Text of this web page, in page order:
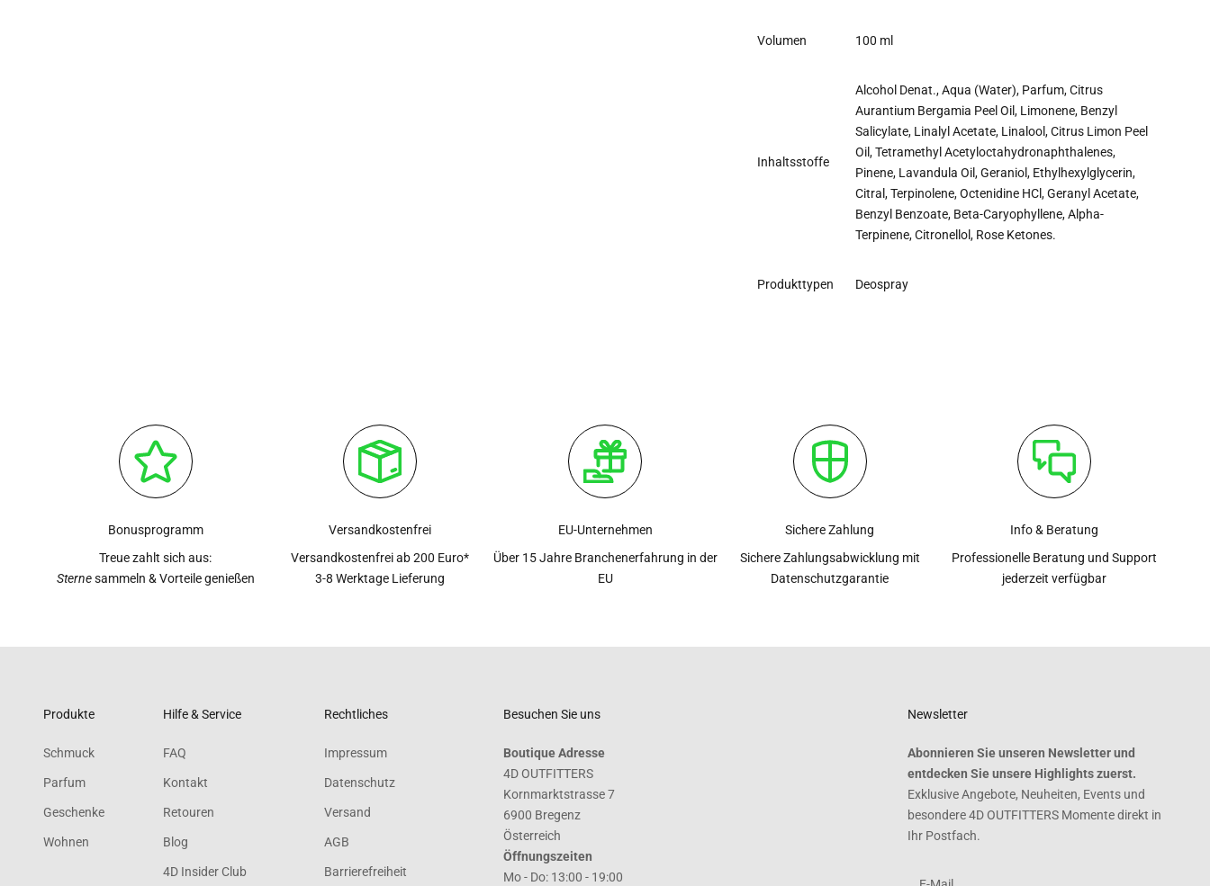
Volumen 100 ml
Inhaltsstoffe
Alcohol Denat., Aqua (Water), Parfum, Citrus
Aurantium Bergamia Peel Oil, Limonene, Benzyl
Salicylate, Linalyl Acetate, Linalool, Citrus Limon Peel
Oil, Tetramethyl Acetyloctahydronaphthalenes,
Pinene, Lavandula Oil, Geraniol, Ethylhexylglycerin,
Citral, Terpinolene, Octenidine HCl, Geranyl Acetate,
Benzyl Benzoate, Beta-Caryophyllene, Alpha-
Terpinene, Citronellol, Rose Ketones.
Produkttypen Deospray
Bonusprogramm
Treue zahlt sich aus:
Sternesammeln & Vorteile genießen
Versandkostenfrei
Versandkostenfrei ab 200 Euro*
3-8 Werktage Lieferung
EU-Unternehmen
Über 15 Jahre Branchenerfahrung in der
EU
Sichere Zahlung
Sichere Zahlungsabwicklung mit
Datenschutzgarantie
Info & Beratung
Professionelle Beratung und Support
jederzeit verfügbar
Produkte
Schmuck
Parfum
Geschenke
Wohnen
Hilfe & Service
FAQ
Kontakt
Retouren
Blog
4D Insider Club
Rechtliches
Impressum
Datenschutz
Versand
AGB
Barrierefreiheit
Besuchen Sie uns
Boutique Adresse
4D OUTFITTERS
Kornmarktstrasse 7
6900 Bregenz
Österreich
Öffnungszeiten
Mo - Do: 13:00 - 19:00
Newsletter
Abonnieren Sie unseren Newsletter und
entdecken Sie unsere Highlights zuerst.
Exklusive Angebote, Neuheiten, Events und
besondere 4D OUTFITTERS Momente direkt in
Ihr Postfach.